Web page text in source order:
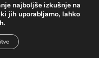
IT d.o.o.
najboljše izkušnje na
jih uporabljamo, lahko
.